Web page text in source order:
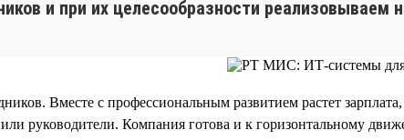
и при их целесообразности реализовываем
Вместе с профессиональным развитием растет
руководители. Компания готова и к горизонтальному